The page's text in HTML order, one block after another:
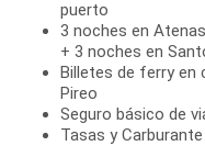
puerto
3 noches en
+ 3 noches en
Billetes de ferry en
Pireo
Seguro básico de
Tasas y Carburante